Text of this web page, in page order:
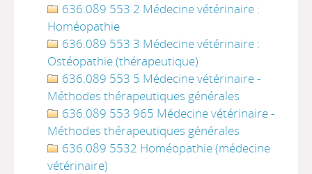
636.089 553 2 Médecine vétérinaire :
Homéopathie
636.089 553 3 Médecine vétérinaire :
Ostéopathie (thérapeutique)
636.089 553 5 Médecine vétérinaire -
Méthodes thérapeutiques générales
636.089 553 965 Médecine vétérinaire -
Méthodes thérapeutiques générales
636.089 5532 Homéopathie (médecine
vétérinaire)